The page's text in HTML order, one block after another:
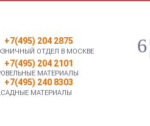
+7(495) 204 2875
ОТДЕЛ В МОСКВЕ
+7(495) 204 2101
МАТЕРИАЛЫ
+7(495) 240 8303
МАТЕРИАЛЫ